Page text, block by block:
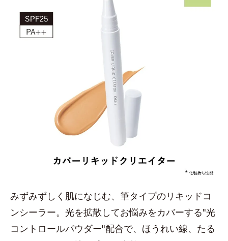
みずみずしく肌になじむ、筆タイプのリキッドコ
ンシーラー。光を拡散してお悩みをカバーする"光
コントロールパウダー"配合で、ほうれい線、たる